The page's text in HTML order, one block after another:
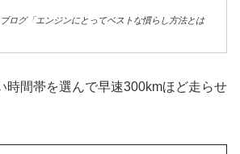
ログ「エンジンにとってベストな慣らし方法とは
時間帯を選んで早速300kmほど走らせ